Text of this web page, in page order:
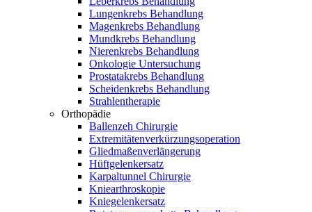
Lungenkrebs Behandlung
Magenkrebs Behandlung
Mundkrebs Behandlung
Nierenkrebs Behandlung
Onkologie Untersuchung
Prostatakrebs Behandlung
Scheidenkrebs Behandlung
Strahlentherapie
Orthopädie
Ballenzeh Chirurgie
Extremitätenverkürzungsoperation
Gliedmaßenverlängerung
Hüftgelenkersatz
Karpaltunnel Chirurgie
Kniearthroskopie
Kniegelenkersatz